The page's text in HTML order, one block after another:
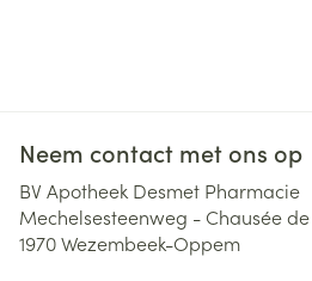
Neem contact met ons op
BV Apotheek Desmet Pharmacie
Mechelsesteenweg - Chausée
1970Wezembeek-Oppem